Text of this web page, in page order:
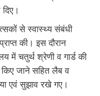
से स्वास्थ्य संबंधी
की। इस दौरान
में चतुर्थ श्रेणी व गार्ड की
जाने सहित लैब व
एवं सुझाव रखे गए।